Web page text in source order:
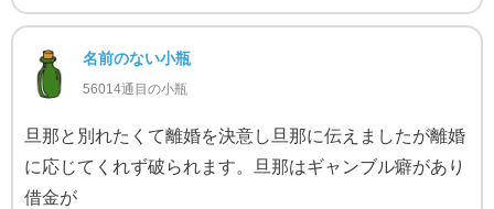
名前のない小瓶
56014通目の小瓶
旦那と別れたくて離婚を決意し旦那に伝えましたが離婚
に応じてくれず破られます。旦那はギャンブル癖があり
借金が